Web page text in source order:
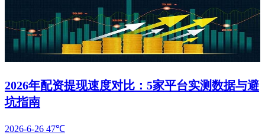
2026年配资提现速度对比：5家平台实测数据与避
坑指南
2026-6-26 47℃